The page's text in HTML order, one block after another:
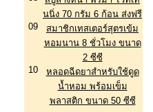
นนิ่ง 70 กรัม 6 ก้อน ส่งฟรี
09
สมาชิกเทสเตอร์สุตรเข้ม
หอมนาน 8 ชั่วโมง ขนาด
2 ซีซี
10
หลอดฉีดยาสำหรับใช้ดูด
น้ำหอม พร้อมเข็ม
พลาสติก ขนาด 50 ซีซี